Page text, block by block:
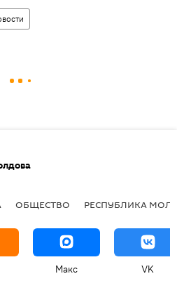
ОБЩЕСТВО РЕСПУБЛИКА
Макс VK